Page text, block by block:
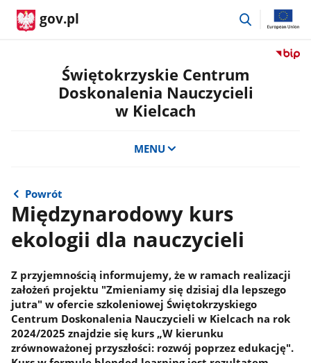
gov.pl
przejdź
Przejdź
Świętokrzyskie Centrum
Doskonalenia Nauczycieli
w Kielcach
MENU
Powrót
Międzynarodowy kurs
ekologii dla nauczycieli
Z przyjemnością informujemy, że w ramach realizacji
założeń projektu "Zmieniamy się dzisiaj dla lepszego
jutra" w ofercie szkoleniowej Świętokrzyskiego
Centrum Doskonalenia Nauczycieli w Kielcach na rok
2024/2025 znajdzie się kurs „W kierunku
zrównoważonej przyszłości: rozwój poprzez edukację".